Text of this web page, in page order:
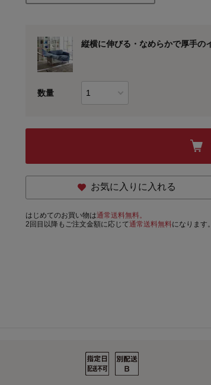
縦横に伸びる・なめらかで厚手の
数量
お気に入りに入れる
はじめてのお買い物は通常送料無料。
2回目以降もご注文金額に応じて通常送料無料になります